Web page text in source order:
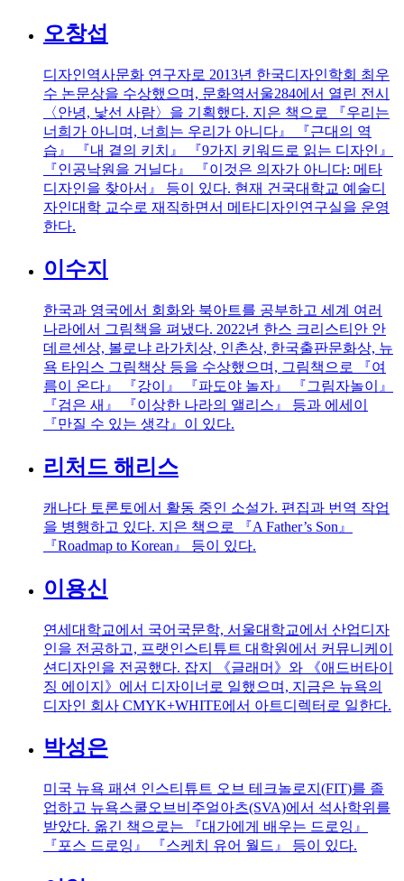
오창섭
디자인역사문화 연구자로 2013년 한국디자인학회 최우
수 논문상을 수상했으며, 문화역서울284에서 열린 전시
〈안녕, 낯선 사람〉을 기획했다. 지은 책으로 『우리는
너희가 아니며, 너희는 우리가 아니다』 『근대의 역
습』 『내 곁의 키치』 『9가지 키워드로 읽는 디자인』
『인공낙원을 거닐다』 『이것은 의자가 아니다: 메타
디자인을 찾아서』 등이 있다. 현재 건국대학교 예술디
자인대학 교수로 재직하면서 메타디자인연구실을 운영
한다.
이수지
한국과 영국에서 회화와 북아트를 공부하고 세계 여러
나라에서 그림책을 펴냈다. 2022년 한스 크리스티안 안
데르센상, 볼로냐 라가치상, 인촌상, 한국출판문화상, 뉴
욕 타임스 그림책상 등을 수상했으며, 그림책으로 『여
름이 온다』 『강이』 『파도야 놀자』 『그림자놀이』
『검은 새』 『이상한 나라의 앨리스』 등과 에세이
『만질 수 있는 생각』이 있다.
리처드 해리스
캐나다 토론토에서 활동 중인 소설가. 편집과 번역 작업
을 병행하고 있다. 지은 책으로 『A Father’s Son』
『Roadmap to Korean』 등이 있다.
이용신
연세대학교에서 국어국문학, 서울대학교에서 산업디자
인을 전공하고, 프랫인스티튜트 대학원에서 커뮤니케이
션디자인을 전공했다. 잡지 《글래머》와 《애드버타이
징 에이지》에서 디자이너로 일했으며, 지금은 뉴욕의
디자인 회사 CMYK+WHITE에서 아트디렉터로 일한다.
박성은
미국 뉴욕 패션 인스티튜트 오브 테크놀로지(FIT)를 졸
업하고 뉴욕스쿨오브비주얼아츠(SVA)에서 석사학위를
받았다. 옮긴 책으로는 『대가에게 배우는 드로잉』
『포스 드로잉』 『스케치 유어 월드』 등이 있다.